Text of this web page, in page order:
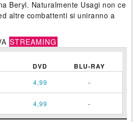
Beryl. Naturalmente Usagi non ce
altre combattenti si uniranno a
STREAMING
DVD BLU-RAY
4,99 -
4,99 -